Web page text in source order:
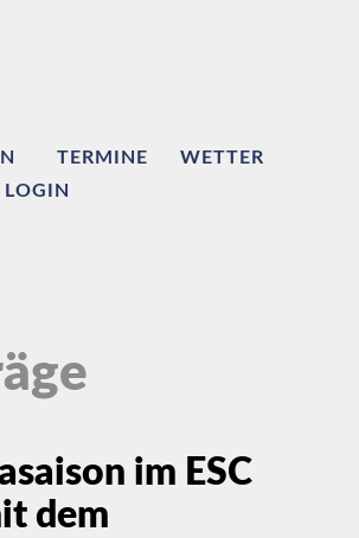
TERMINE
WETTER
LOGIN
im ESC
dem